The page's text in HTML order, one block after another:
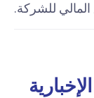
للشركة.